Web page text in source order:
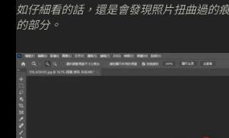
如仔細看的話，還是會發現照片扭曲過的
的部分。